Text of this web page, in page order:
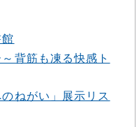
背筋も凍る快感ト
ねがい」展示リス